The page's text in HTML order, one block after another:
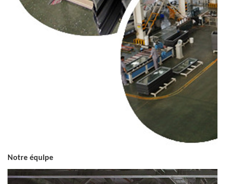
Notre équipe